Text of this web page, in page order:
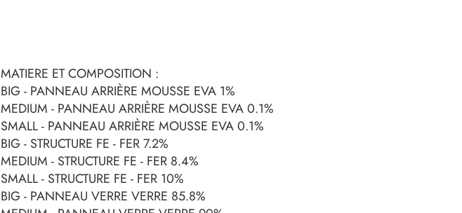
MATIERE ET COMPOSITION :
BIG - PANNEAU ARRIÈRE MOUSSE EVA 1%
MEDIUM - PANNEAU ARRIÈRE MOUSSE EVA 0.1%
SMALL - PANNEAU ARRIÈRE MOUSSE EVA 0.1%
BIG - STRUCTURE FE - FER 7.2%
MEDIUM - STRUCTURE FE - FER 8.4%
SMALL - STRUCTURE FE - FER 10%
BIG - PANNEAU VERRE VERRE 85.8%